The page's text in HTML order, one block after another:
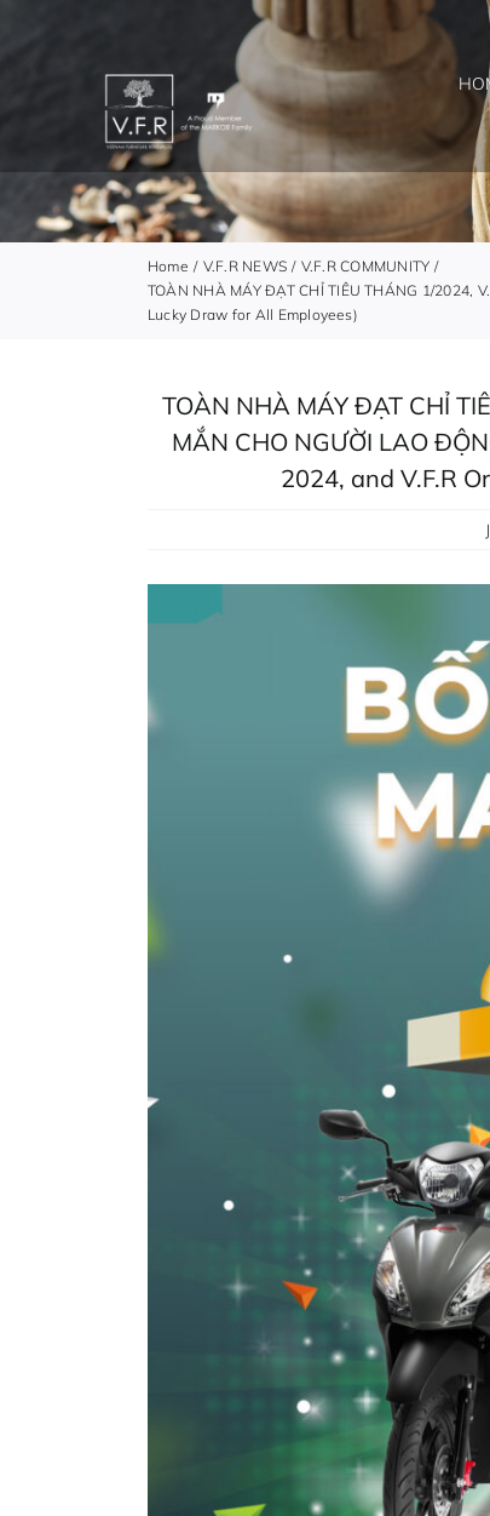
Home V.F.R NEWS
V.F.R COMMUNITY
TOÀN NHÀ MÁY ĐẠT CHỈ TIÊU THÁNG 1/2024,
Lucky Draw for All Employees)
TOÀN NHÀ MÁY ĐẠT CHỈ
MẮN CHO NGƯỜI LAO
2024, and V.F.R